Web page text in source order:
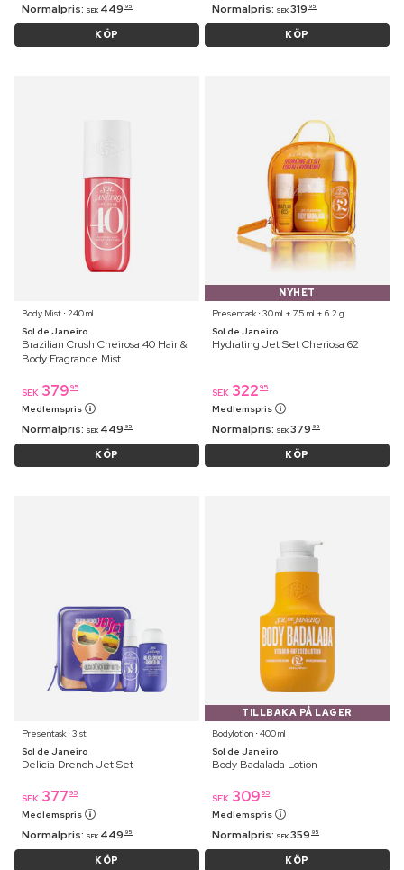
Normalpris: SEK 449 95
KÖP
Normalpris: SEK 319 95
KÖP
Body Mist ⋅ 240 ml
Sol de Janeiro
Brazilian Crush Cheirosa 40 Hair &
Body Fragrance Mist
SEK 379 95
Medlemspris
Normalpris: SEK 449 95
KÖP
NYHET
Presentask ⋅ 30 ml + 75 ml + 6.2 g
Sol de Janeiro
Hydrating Jet Set Cheriosa 62
SEK 322 95
Medlemspris
Normalpris: SEK 379 95
KÖP
Presentask ⋅ 3 st
Sol de Janeiro
Delicia Drench Jet Set
SEK 377 95
Medlemspris
Normalpris: SEK 449 95
KÖP
TILLBAKA PÅ LAGER
Bodylotion ⋅ 400 ml
Sol de Janeiro
Body Badalada Lotion
SEK 309 95
Medlemspris
Normalpris: SEK 359 95
KÖP